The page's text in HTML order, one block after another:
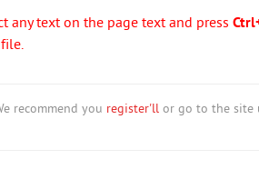
any text on the page text and press
recommend you register'll or go to the site